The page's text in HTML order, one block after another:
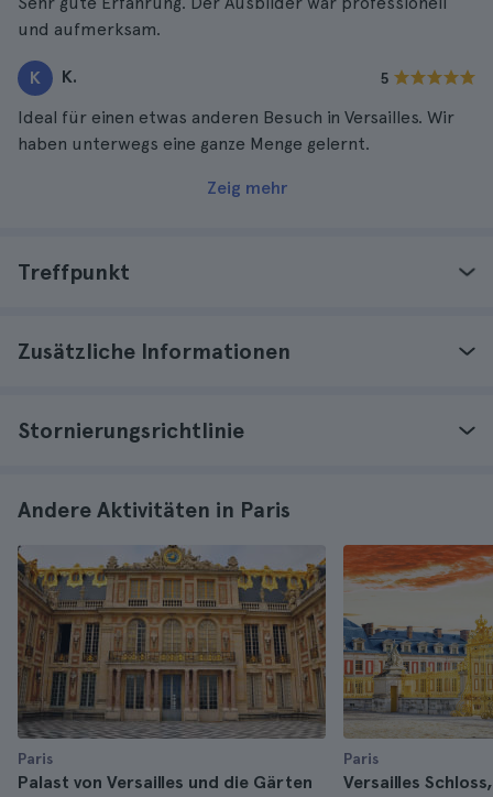
und aufmerksam.
K K. 5
Ideal für einen etwas anderen Besuch in Versailles. Wir
haben unterwegs eine ganze Menge gelernt.
Zeig mehr
Treffpunkt
Zusätzliche Informationen
Stornierungsrichtlinie
Andere Aktivitäten in Paris
Paris
Palast von Versailles und die Gärten
Paris
Versailles